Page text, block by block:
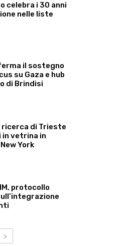
celebra i 30 anni
nelle liste
il sostegno
su Gaza e hub
di Brindisi
ricerca di Trieste
in vetrina in
York
protocollo